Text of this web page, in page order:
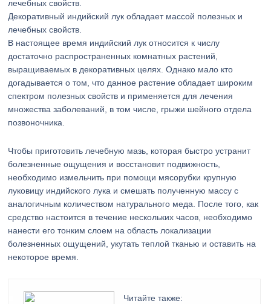
Декоративный индийский лук обладает массой полезных и
лечебных свойств.
В настоящее время индийский лук относится к числу
достаточно распространенных комнатных растений,
выращиваемых в декоративных целях. Однако мало кто
догадывается о том, что данное растение обладает широким
спектром полезных свойств и применяется для лечения
множества заболеваний, в том числе, грыжи шейного отдела
позвоночника.
Чтобы приготовить лечебную мазь, которая быстро устранит
болезненные ощущения и восстановит подвижность,
необходимо измельчить при помощи мясорубки крупную
луковицу индийского лука и смешать полученную массу с
аналогичным количеством натурального меда. После того, как
средство настоится в течение нескольких часов, необходимо
нанести его тонким слоем на область локализации
болезненных ощущений, укутать теплой тканью и оставить на
некоторое время.
Читайте также: